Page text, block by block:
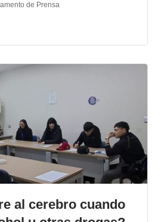
de Prensa
al cerebro cuando